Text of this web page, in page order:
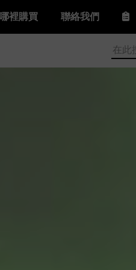
哪裡購買 聯絡我們